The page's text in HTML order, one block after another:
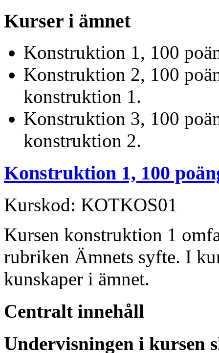
Kurser i ämnet
Konstruktion 1, 100
Konstruktion 2, 100
konstruktion 1.
Konstruktion 3, 100
konstruktion 2.
Konstruktion 1, 100
Kurskod: KOTKOS01
Kursen konstruktion 1
rubriken Ämnets syfte. I
kunskaper i ämnet.
Centralt innehåll
Undervisningen i kursen